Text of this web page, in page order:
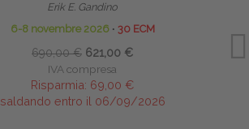
Erik E. Gandino
6-8 novembre 2026 ∙ 30 ECM
690,00 € 621,00 €
IVA compresa
Risparmia: 69,00 €
saldando entro il 06/09/2026